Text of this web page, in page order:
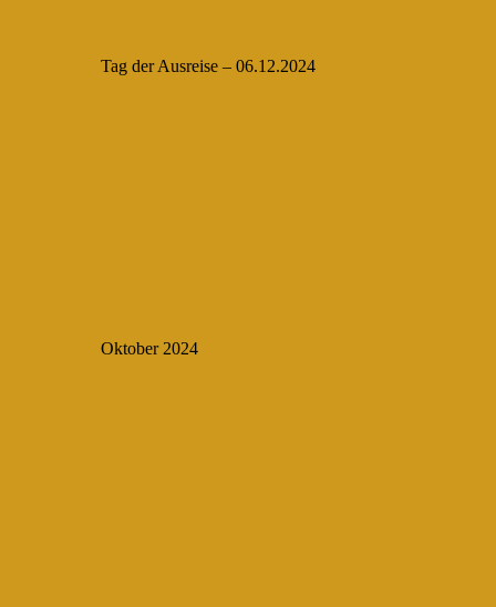
Tag der Ausreise – 06.12.2024
Oktober 2024